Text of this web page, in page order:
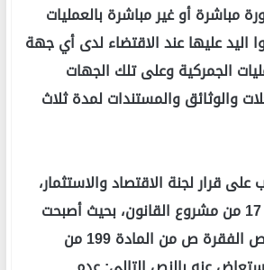
مباشرة أو غير مباشرة بالعمليات
اليد عليها عند الاقتضاء لدى أي جهة
الجمركية وعلى تلك الجهات
والوثائق والمستندات لمدة ثلاث
قرار لجنة الاقتصاد والاستثمار،
فيما يتعلق بالمادة 17 من مشروع القانون، بحيث أصبحت
تنص على: "يُلغى نص الفقرة ص من المادة 199 من